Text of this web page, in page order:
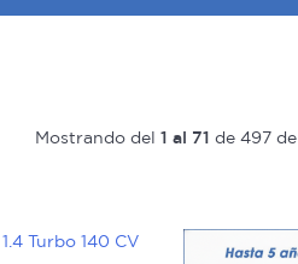
Mostrando del 1 al 71 de 497